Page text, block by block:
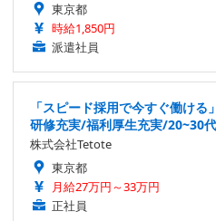
東京都
時給1,850円
派遣社員
「スピード採用で今すぐ働け
研修充実/福利厚生充実/20~30
株式会社Tetote
東京都
月給27万円～33万円
正社員